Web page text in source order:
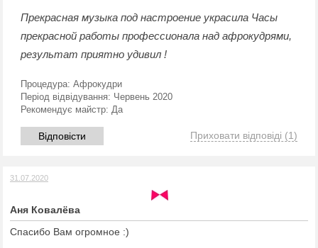
Прекрасная музыка под настроение украсила Часы
прекрасной работы профессионала над афрокудрями,
результат приятно удивил !
Процедура: Афрокудри
Період відвідування: Червень 2020
Рекомендує майстр: Да
Відповісти Приховати відповіді (1)
31.07.2020
Аня Ковалёва
Спасибо Вам огромное :)